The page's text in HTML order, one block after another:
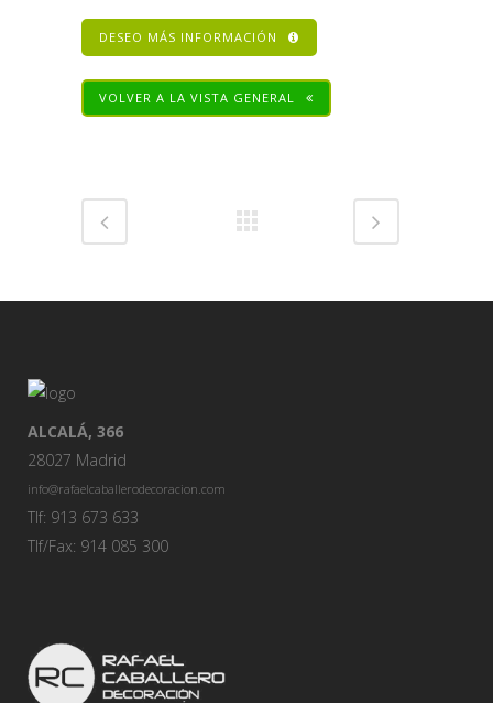
DESEO MÁS INFORMACIÓN
VOLVER A LA VISTA GENERAL
ALCALÁ, 366
28027 Madrid
info@rafaelcaballerodecoracion.com
Tlf: 913 673 633
Tlf/Fax: 914 085 300